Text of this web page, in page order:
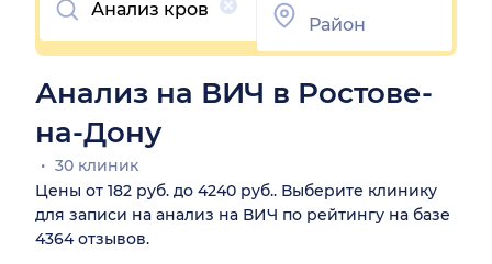
Анализ на ВИЧ в Ростове-
на-Дону
30 клиник
Цены от 182 руб. до 4240 руб.. Выберите клинику
для записи на анализ на ВИЧ по рейтингу на базе
4364 отзывов.